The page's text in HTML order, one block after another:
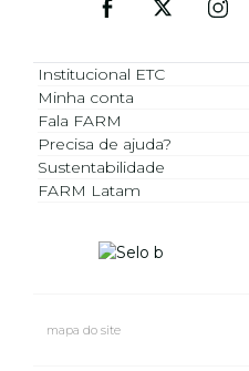
Institucional ETC
Minha conta
Fala FARM
Precisa de ajuda?
Sustentabilidade
FARM Latam
mapa do site